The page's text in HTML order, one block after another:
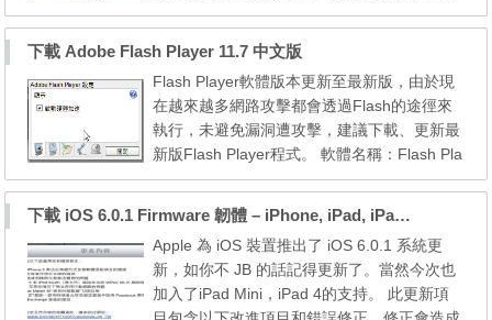
Wars，其他的平台則會在稍後再推出。 下載
es.apple.com/us/app/angry-birds-star-wars/i
d557137623?mt=8 下載 Angry Birds Star W
ars for Android https://play.google.com/stor...
下載 Adobe Flash Player 11.7 中文版
Flash Player軟體版本更新至最新版，由於現
在越來越多網路攻擊都會透過Flash的途徑來
執行，未避免漏洞遭攻擊，建議下載、更新最
新版Flash Player程式。 軟體名稱：Flash Pla
yer 播放器 軟體語言：繁體中文 軟體性質：
Opera/Mac OS X/Linux 官方網站：http://get.
adobe.com/tw/flashplayer/otherversions/ 軟
體下載：Windows_IE 瀏覽器專用版、Windo
ws_其他瀏覽...
下載 iOS 6.0.1 Firmware 韌體 – iPhone, iPad, iPad mini, iPod Touch
Apple 為 iOS 裝置推出了 iOS 6.0.1 系統更
新，如你不 JB 的話記得更新了。當然今次也
加入了iPad Mini，iPad 4的支持。 此更新項